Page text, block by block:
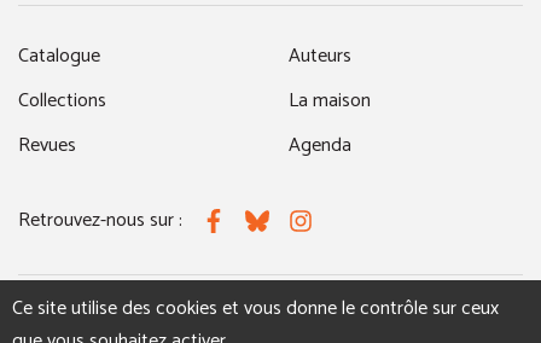
Catalogue
Collections
Revues
Auteurs
La maison
Agenda
Retrouvez-nous sur : FacebookBlueskyInstagram
Ce site utilise des cookies et vous donne le contrôle sur ceux